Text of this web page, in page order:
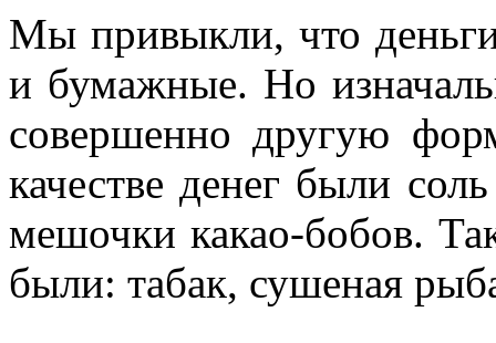
Мы привыкли, что
и бумажные. Но
совершенно другую
качестве денег были
мешочки какао-бобов.
были: табак, сушеная